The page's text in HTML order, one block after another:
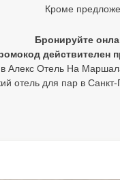
Кроме
Бронируйте
действителен
Алекс Отель На
отель для пар в